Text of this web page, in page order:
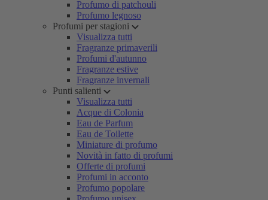
Profumo di patchouli
Profumo legnoso
Profumi per stagioni
Visualizza tutti
Fragranze primaverili
Profumi d'autunno
Fragranze estive
Fragranze invernali
Punti salienti
Visualizza tutti
Acque di Colonia
Eau de Parfum
Eau de Toilette
Miniature di profumo
Novità in fatto di profumi
Offerte di profumi
Profumi in acconto
Profumo popolare